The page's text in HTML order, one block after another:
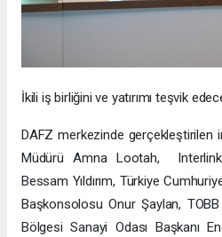
İkili iş birliğini ve yatırımı teşvik
DAFZ merkezinde gerçekleştirilen
Müdürü Amna Lootah, Interlink
Bessam Yıldırım, Türkiye
Başkonsolosu Onur Şaylan, TOBB
Bölgesi Sanayi Odası Başkanı